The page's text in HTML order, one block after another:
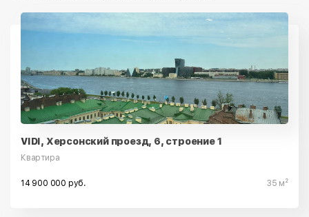
VIDI, Херсонский проезд, 6, строение 1
Квартира
14 900 000 руб. 35 м²